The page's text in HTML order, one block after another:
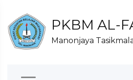
PKBM AL-
Manonjaya